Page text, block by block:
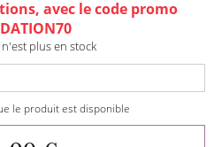
avec le code promo
plus en stock
le produit est disponible